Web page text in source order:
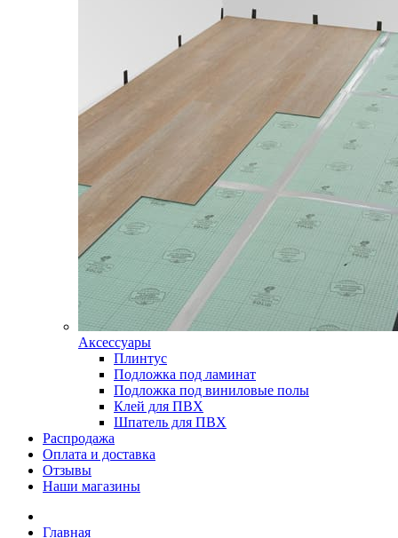
Аксессуары
Плинтус
Подложка под ламинат
Подложка под виниловые полы
Клей для ПВХ
Шпатель для ПВХ
Распродажа
Оплата и доставка
Отзывы
Наши магазины
Главная